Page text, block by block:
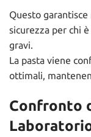
Questo
sicurezza per chi
gravi.
La pasta viene
ottimali,
Confronto